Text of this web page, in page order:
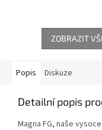
ZOBRAZIT
Popis Diskuze
Detailní popis
Magna FG, naše